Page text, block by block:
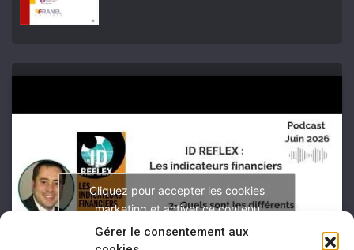
Gérer le consentement aux
Cliquez pour accepter les cookies
marketing et activer ce contenu